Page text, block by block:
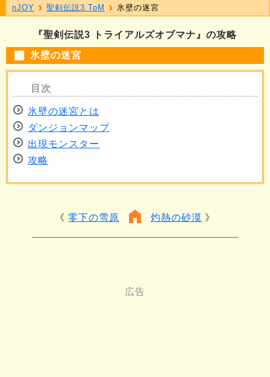
『聖剣伝説3 トライアルズオブマナ』の攻略
氷壁の迷宮
氷壁の迷宮とは
ダンジョンマップ
出現モンスター
攻略
零下の雪原 灼熱の砂漠
nJOY 聖剣伝説3 ToM 氷壁の迷宮